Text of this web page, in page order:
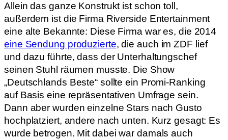
Allein das ganze Konstrukt ist schon toll,
außerdem ist die Firma Riverside Entertainment
eine alte Bekannte: Diese Firma war es, die 2014
eine Sendung produzierte, die auch im ZDF lief
und dazu führte, dass der Unterhaltungschef
seinen Stuhl räumen musste. Die Show
„Deutschlands Beste“ sollte ein Promi-Ranking
auf Basis eine repräsentativen Umfrage sein.
Dann aber wurden einzelne Stars nach Gusto
hochplatziert, andere nach unten. Kurz gesagt: Es
wurde betrogen. Mit dabei war damals auch